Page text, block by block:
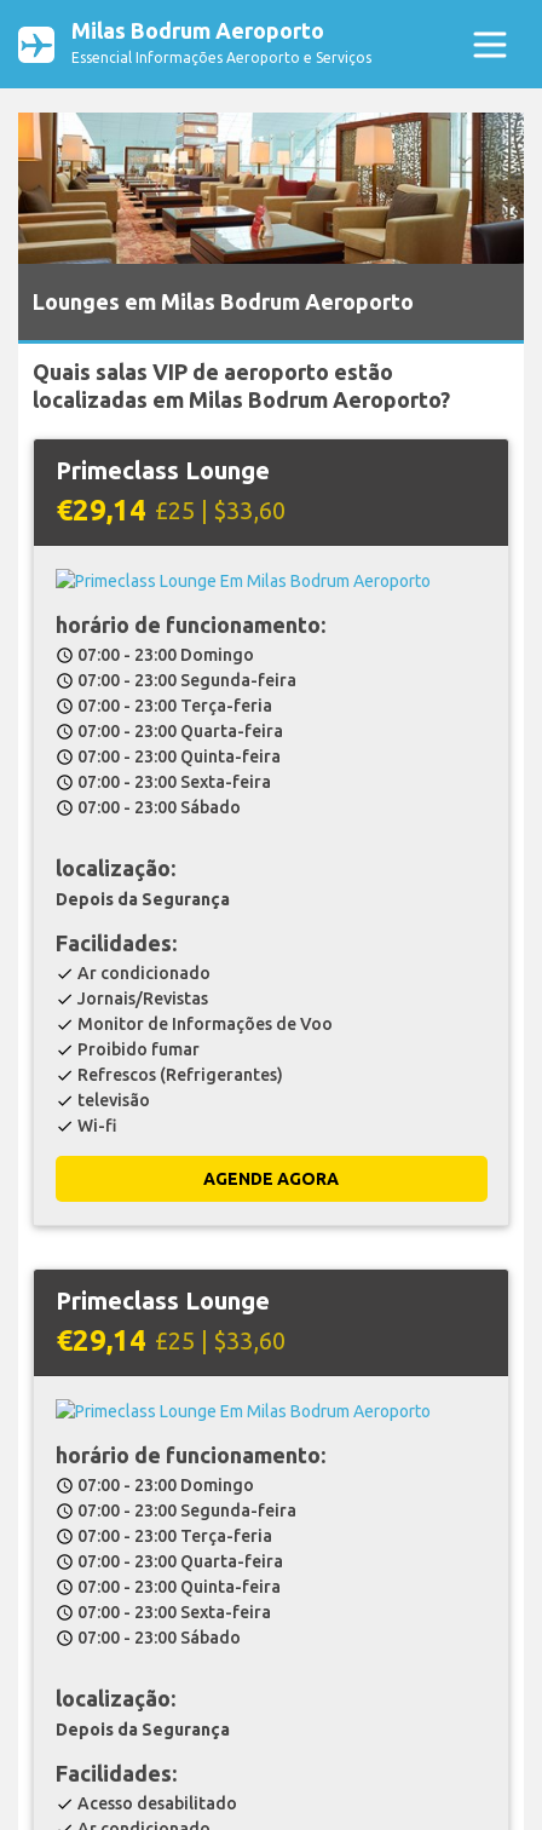
Milas Bodrum Aeroporto
Essencial Informações Aeroporto e Serviços
Lounges em Milas Bodrum Aeroporto
Quais salas VIP de aeroporto estão
localizadas em Milas Bodrum Aeroporto?
Primeclass Lounge
€29,14 £25 | $33,60
horário de funcionamento:
schedule 07:00 - 23:00 Domingo
schedule 07:00 - 23:00 Segunda-feira
schedule 07:00 - 23:00 Terça-feria
schedule 07:00 - 23:00 Quarta-feira
schedule 07:00 - 23:00 Quinta-feira
schedule 07:00 - 23:00 Sexta-feira
schedule 07:00 - 23:00 Sábado
localização:
Depois da Segurança
Facilidades:
check Ar condicionado
check Jornais/Revistas
check Monitor de Informações de Voo
check Proibido fumar
check Refrescos (Refrigerantes)
check televisão
check Wi-fi
AGENDE AGORA
Primeclass Lounge
€29,14 £25 | $33,60
horário de funcionamento:
schedule 07:00 - 23:00 Domingo
schedule 07:00 - 23:00 Segunda-feira
schedule 07:00 - 23:00 Terça-feria
schedule 07:00 - 23:00 Quarta-feira
schedule 07:00 - 23:00 Quinta-feira
schedule 07:00 - 23:00 Sexta-feira
schedule 07:00 - 23:00 Sábado
localização:
Depois da Segurança
Facilidades:
check Acesso desabilitado